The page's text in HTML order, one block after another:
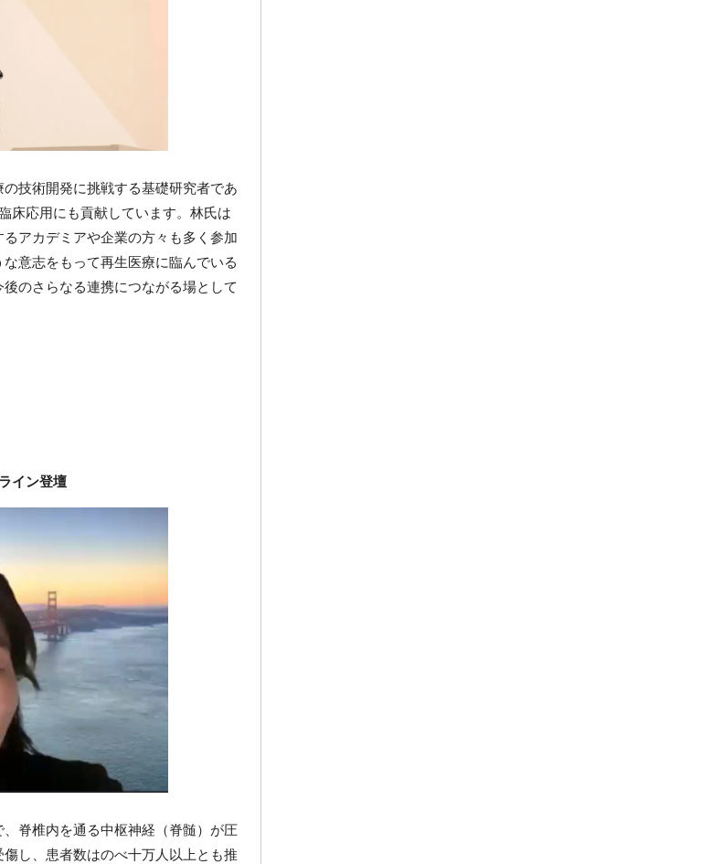
技術開発に挑戦する基礎研究者であ
床応用にも貢献しています。林氏は
アカデミアや企業の方々も多く参加
意志をもって再生医療に臨んでいる
のさらなる連携につながる場として
イン登壇
脊椎内を通る中枢神経（脊髄）が圧
し、患者数はのべ十万人以上とも推